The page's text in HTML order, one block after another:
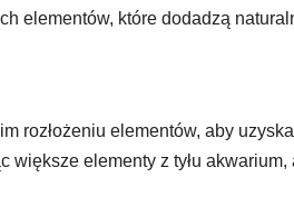
elementów, które dodadzą
rozłożeniu elementów, aby
elementy z tyłu akwarium,